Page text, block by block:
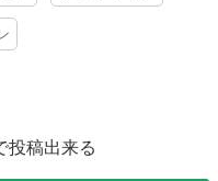
投稿出来る